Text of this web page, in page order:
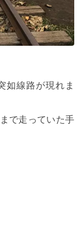
如線路が現れま
で走っていた手